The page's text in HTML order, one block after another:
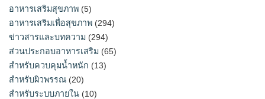
อาหารเสริมสุขภาพ (5)
อาหารเสริมเพื่อสุขภาพ (294)
ข่าวสารและบทความ (294)
ส่วนประกอบอาหารเสริม (65)
สำหรับควบคุมน้ำหนัก (13)
สำหรับผิวพรรณ (20)
สำหรับระบบภายใน (10)